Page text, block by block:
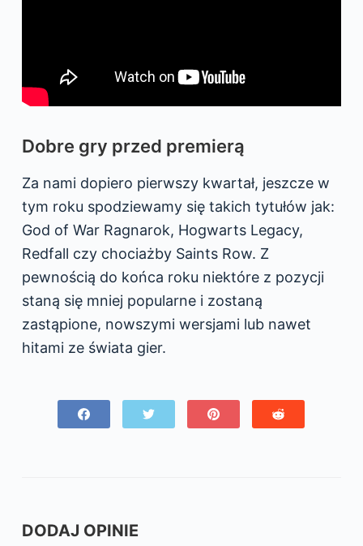
Dobre gry przed premierą
Za nami dopiero pierwszy kwartał, jeszcze w
tym roku spodziewamy się takich tytułów jak:
God of War Ragnarok, Hogwarts Legacy,
Redfall czy chociażby Saints Row. Z
pewnością do końca roku niektóre z pozycji
staną się mniej popularne i zostaną
zastąpione, nowszymi wersjami lub nawet
hitami ze świata gier.
DODAJ OPINIE